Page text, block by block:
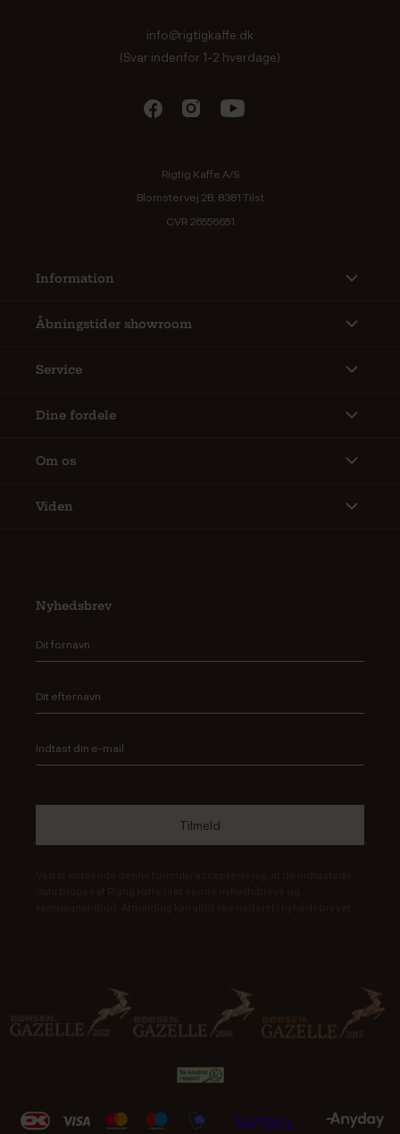
info@rigtigkaffe.dk
(Svar indenfor 1-2 hverdage)
Rigtig Kaffe A/S
Blomstervej 2B, 8381 Tilst
CVR 26556651
Information
Åbningstider showroom
Service
Dine fordele
Om os
Viden
Nyhedsbrev